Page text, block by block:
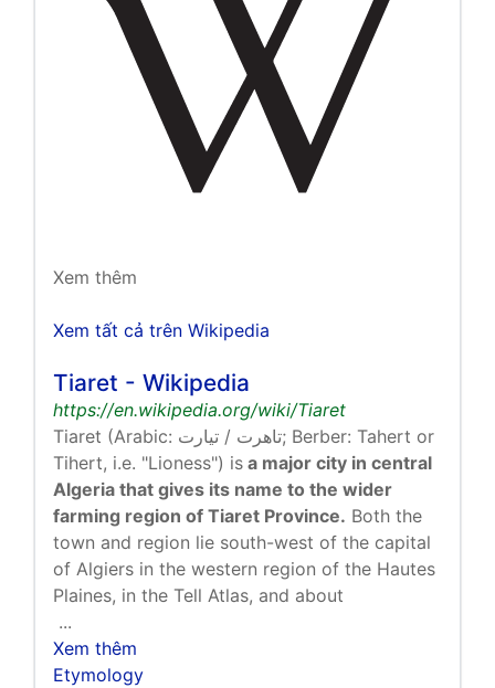
Xem thêm
Xem tất cả trên Wikipedia
Tiaret - Wikipedia
https://en.wikipedia.org/wiki/Tiaret
Tiaret (Arabic: تاهرت / تيارت; Berber: Tahert or
Tihert, i.e. "Lioness") is a major city in central
Algeria that gives its name to the wider
farming region of Tiaret Province. Both the
town and region lie south-west of the capital
of Algiers in the western region of the Hautes
Plaines, in the Tell Atlas, and about
...
Xem thêm
Etymology